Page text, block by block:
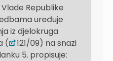
Republike
uređuje
iz djelokruga
(
121/09) na snazi
5. propisuje: